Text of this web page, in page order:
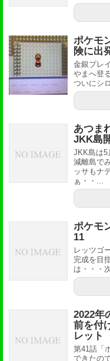
ポケモ
険に出
金銀プレ
やまへ登
ついにシ
あつま
JKK島
JKK島は5
減離島で
ッサもナ
ぁ・・...
ポケモ
11
レッツゴ
完成を目
は・・・
2022年
前を付
レット
第41話「
できたの